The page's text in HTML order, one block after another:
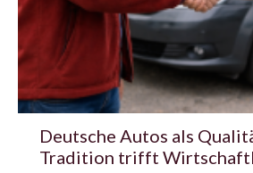
Deutsche Autos als
Tradition trifft